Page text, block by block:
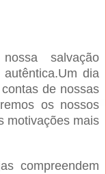
salvação
dia
de nossas
os nossos
motivações mais
compreendem